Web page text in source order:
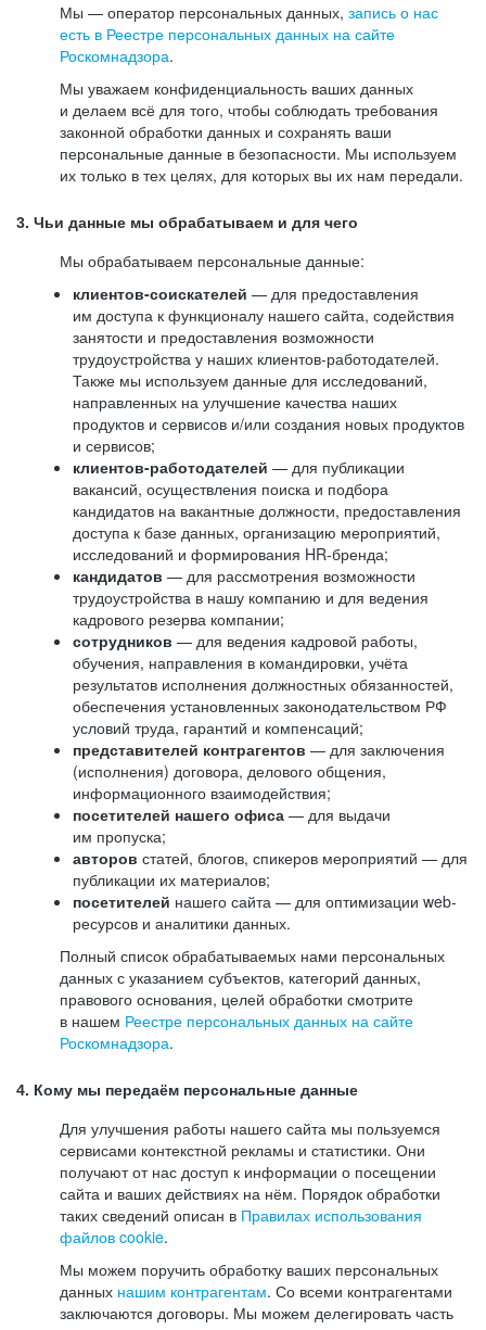
Мы — оператор персональных данных, запись о нас
есть в Реестре персональных данных на сайте
Роскомнадзора.
Мы уважаем конфиденциальность ваших данных
и делаем всё для того, чтобы соблюдать требования
законной обработки данных и сохранять ваши
персональные данные в безопасности. Мы используем
их только в тех целях, для которых вы их нам передали.
3. Чьи данные мы обрабатываем и для чего
Мы обрабатываем персональные данные:
клиентов-соискателей — для предоставления
им доступа к функционалу нашего сайта, содействия
занятости и предоставления возможности
трудоустройства у наших клиентов-работодателей.
Также мы используем данные для исследований,
направленных на улучшение качества наших
продуктов и сервисов и/или создания новых продуктов
и сервисов;
клиентов-работодателей — для публикации
вакансий, осуществления поиска и подбора
кандидатов на вакантные должности, предоставления
доступа к базе данных, организацию мероприятий,
исследований и формирования HR-бренда;
кандидатов — для рассмотрения возможности
трудоустройства в нашу компанию и для ведения
кадрового резерва компании;
сотрудников — для ведения кадровой работы,
обучения, направления в командировки, учёта
результатов исполнения должностных обязанностей,
обеспечения установленных законодательством РФ
условий труда, гарантий и компенсаций;
представителей контрагентов — для заключения
(исполнения) договора, делового общения,
информационного взаимодействия;
посетителей нашего офиса — для выдачи
им пропуска;
авторов статей, блогов, спикеров мероприятий — для
публикации их материалов;
посетителей нашего сайта — для оптимизации web-
ресурсов и аналитики данных.
Полный список обрабатываемых нами персональных
данных с указанием субъектов, категорий данных,
правового основания, целей обработки смотрите
в нашем Реестре персональных данных на сайте
Роскомнадзора.
4. Кому мы передаём персональные данные
Для улучшения работы нашего сайта мы пользуемся
сервисами контекстной рекламы и статистики. Они
получают от нас доступ к информации о посещении
сайта и ваших действиях на нём. Порядок обработки
таких сведений описан в Правилах использования
файлов cookie.
Мы можем поручить обработку ваших персональных
данных нашим контрагентам. Со всеми контрагентами
заключаются договоры. Мы можем делегировать часть